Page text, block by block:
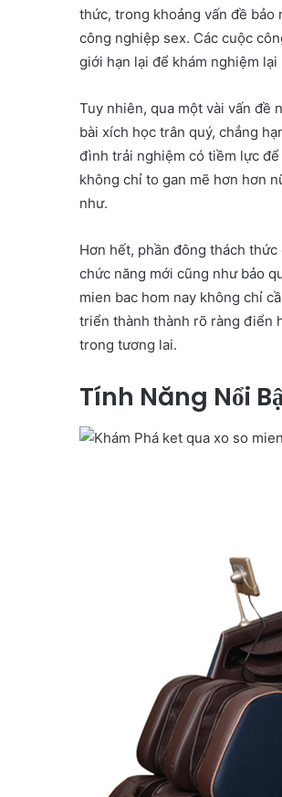
thức, trong khoảng vấn đề
công nghiệp sex. Các cuộc
giới hạn lại để khám nghiệm
Tuy nhiên, qua một vài vấn đề
bài xích học trân quý, chẳng
đình trải nghiệm có tiềm lực
không chỉ to gan mẽ hơn hơn
như.
Hơn hết, phần đông thách
chức năng mới cũng như bảo
mien bac hom nay không chỉ
triển thành thành rõ ràng điển
trong tương lai.
Tính Năng Nổi